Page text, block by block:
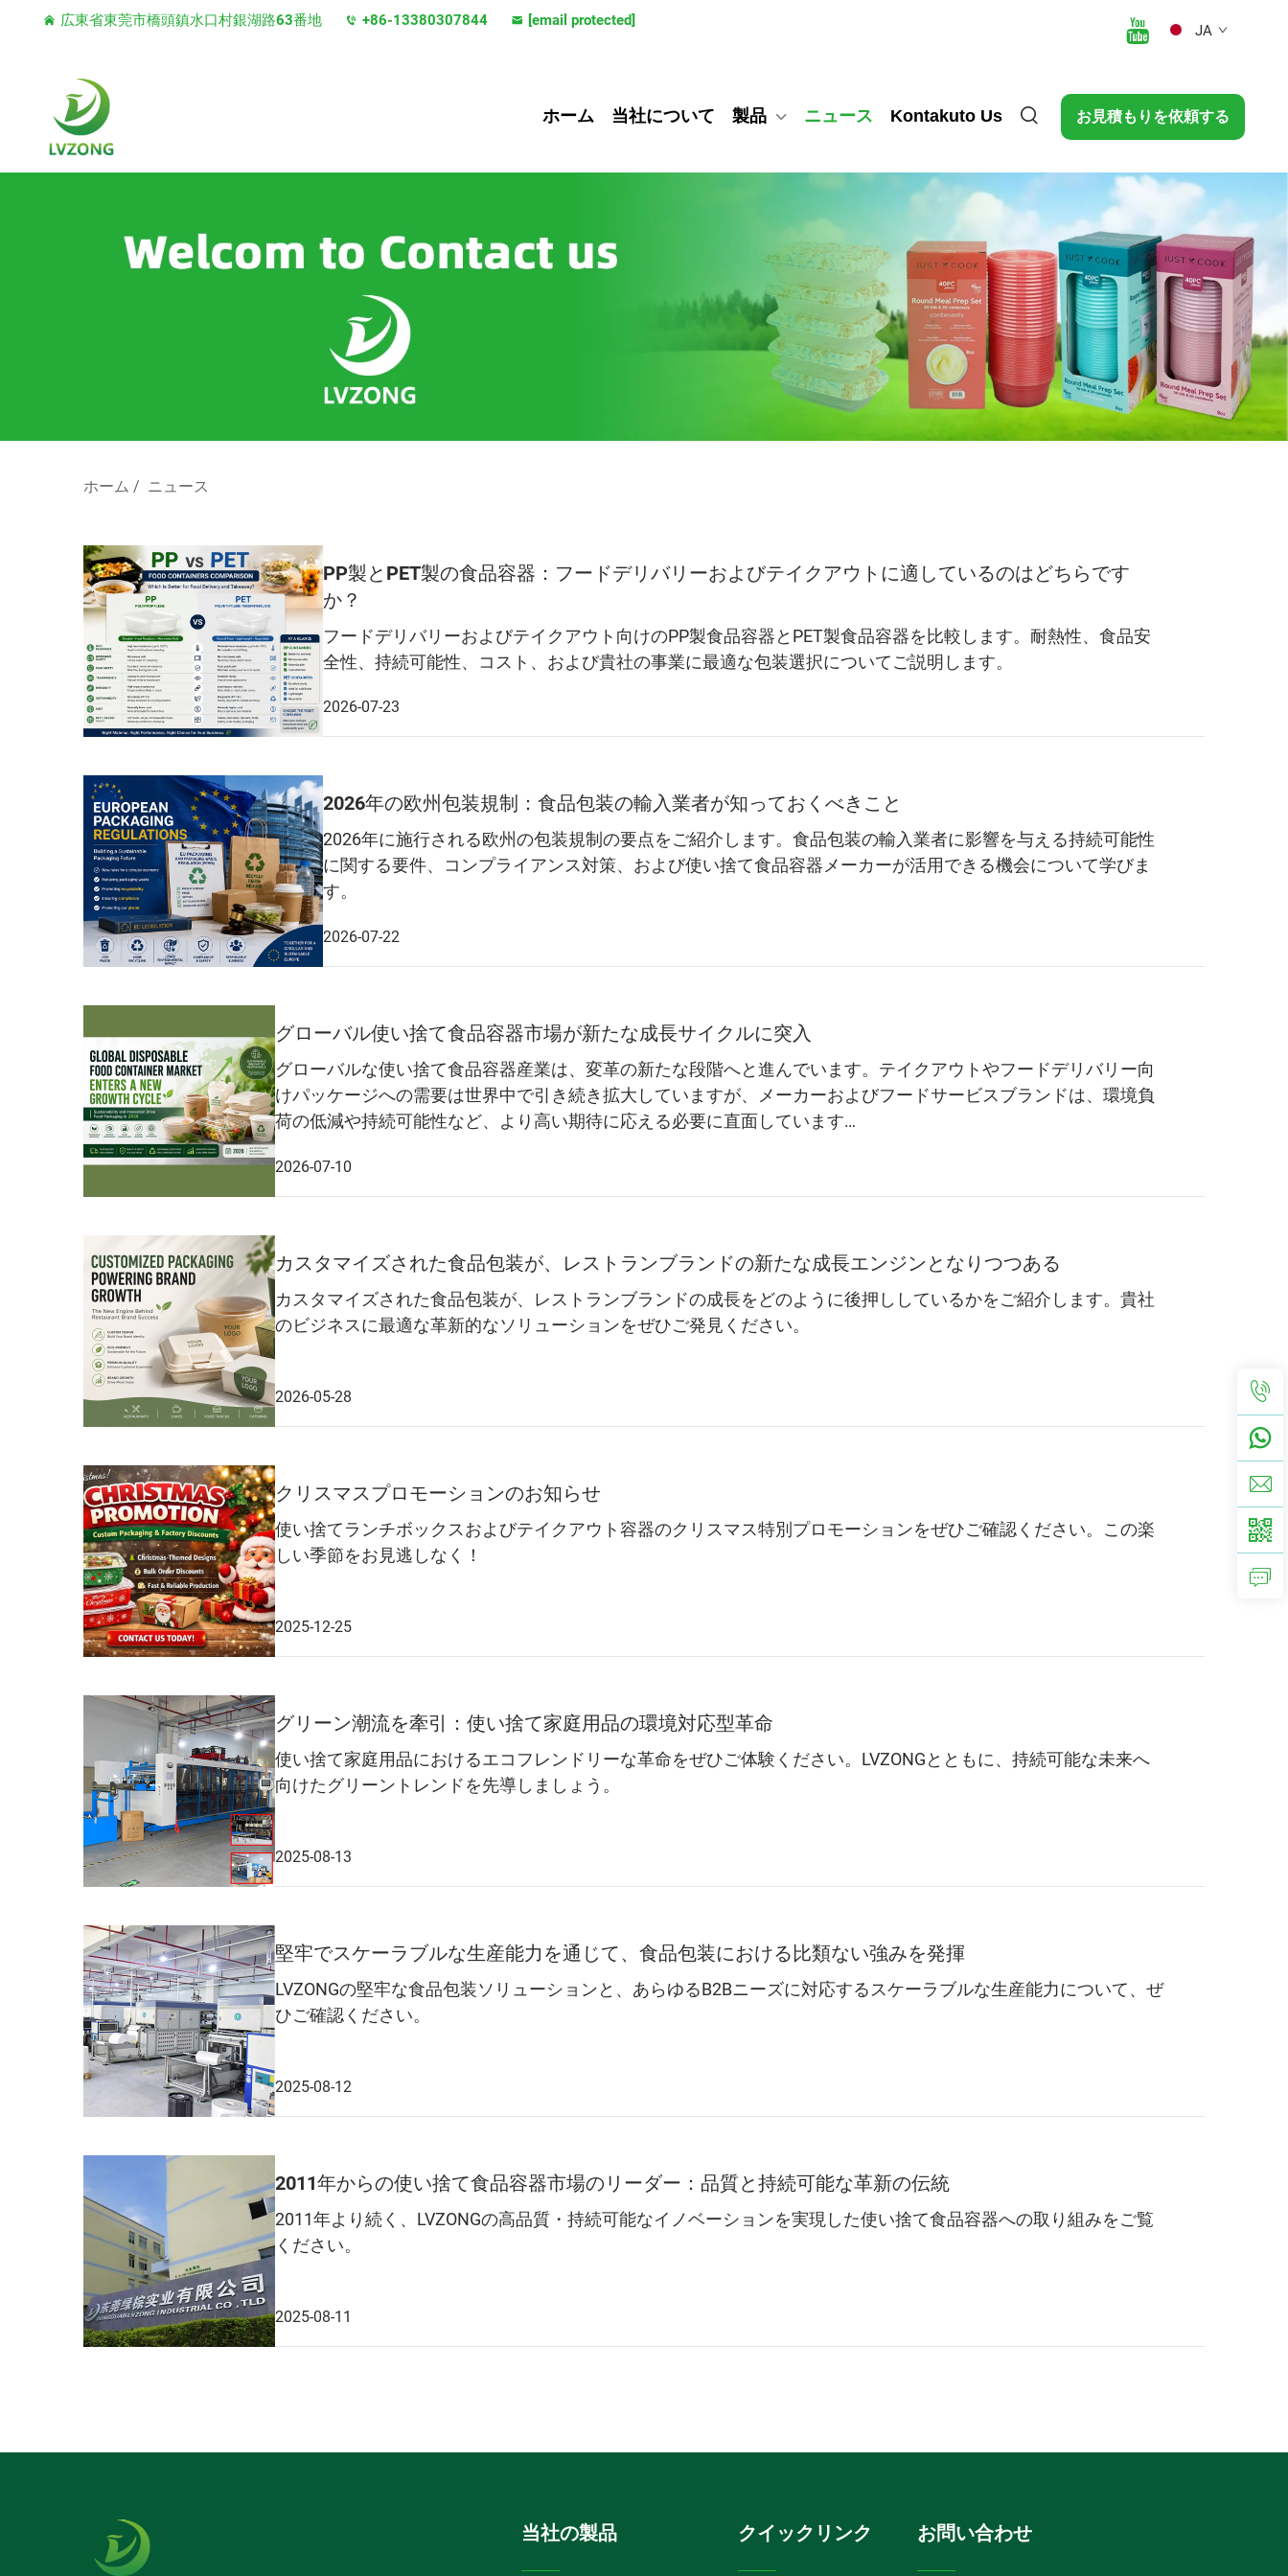
広東省東莞市橋頭鎮水口村銀湖路63番地 +86-13380307844 [email protected]
JA
ホーム 当社について 製品 ニュース Kontakuto Us お見積もりを依頼する
ホーム / ニュース
PP製とPET製の食品容器：フードデリバリーおよびテイクアウトに適しているのはどちらです
か？
フードデリバリーおよびテイクアウト向けのPP製食品容器とPET製食品容器を比較します。耐熱性、食品安
全性、持続可能性、コスト、および貴社の事業に最適な包装選択についてご説明します。
2026-07-23
2026年の欧州包装規制：食品包装の輸入業者が知っておくべきこと
2026年に施行される欧州の包装規制の要点をご紹介します。食品包装の輸入業者に影響を与える持続可能性
に関する要件、コンプライアンス対策、および使い捨て食品容器メーカーが活用できる機会について学びま
す。
2026-07-22
グローバル使い捨て食品容器市場が新たな成長サイクルに突入
グローバルな使い捨て食品容器産業は、変革の新たな段階へと進んでいます。テイクアウトやフードデリバリー向
けパッケージへの需要は世界中で引き続き拡大していますが、メーカーおよびフードサービスブランドは、環境負
荷の低減や持続可能性など、より高い期待に応える必要に直面しています…
2026-07-10
カスタマイズされた食品包装が、レストランブランドの新たな成長エンジンとなりつつある
カスタマイズされた食品包装が、レストランブランドの成長をどのように後押ししているかをご紹介します。貴社
のビジネスに最適な革新的なソリューションをぜひご発見ください。
2026-05-28
クリスマスプロモーションのお知らせ
使い捨てランチボックスおよびテイクアウト容器のクリスマス特別プロモーションをぜひご確認ください。この楽
しい季節をお見逃しなく！
2025-12-25
グリーン潮流を牽引：使い捨て家庭用品の環境対応型革命
使い捨て家庭用品におけるエコフレンドリーな革命をぜひご体験ください。LVZONGとともに、持続可能な未来へ
向けたグリーントレンドを先導しましょう。
2025-08-13
堅牢でスケーラブルな生産能力を通じて、食品包装における比類ない強みを発揮
LVZONGの堅牢な食品包装ソリューションと、あらゆるB2Bニーズに対応するスケーラブルな生産能力について、ぜ
ひご確認ください。
2025-08-12
2011年からの使い捨て食品容器市場のリーダー：品質と持続可能な革新の伝統
2011年より続く、LVZONGの高品質・持続可能なイノベーションを実現した使い捨て食品容器への取り組みをご覧
ください。
2025-08-11
当社の製品 クイックリンク お問い合わせ